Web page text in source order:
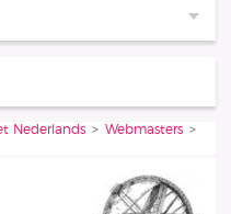
Nederlands
Webmasters